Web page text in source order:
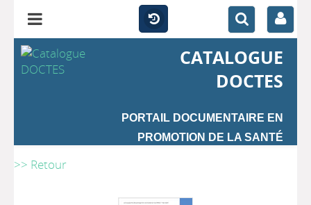
CATALOGUE
DOCTES
PORTAIL DOCUMENTAIRE EN
PROMOTION DE LA SANTÉ
>> Retour